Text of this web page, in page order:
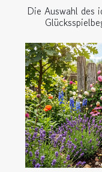
Die Auswahl des